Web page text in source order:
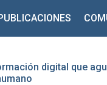
digital que